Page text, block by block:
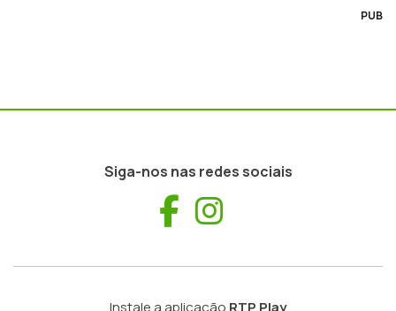
PUB
Siga-nos nas redes sociais
Facebook
Instale a aplicação RTP Play